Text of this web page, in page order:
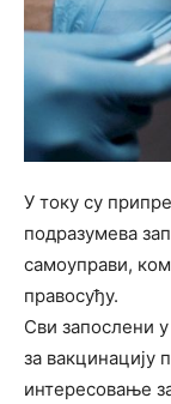
У току су
подразумева
самоуправи,
правосуђу.
Сви запослени
за вакцинацију
интересовање